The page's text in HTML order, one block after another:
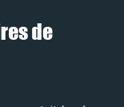
de